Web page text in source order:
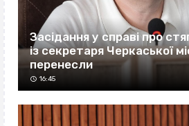
Засідання у справі про
із секретаря Черкаської
перенесли
16:45